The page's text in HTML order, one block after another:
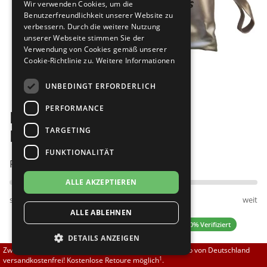
Brautschuhe
Sneaker
Übergrößen 43-44
Flexerinas
Merlet
Nueva Epoca
RayRose
Rummos
Rumpf
SoDanca
TopTanz
Bilder
FLEXERINAS - faltbare
Ballerinas, silber
Passt am besten bei Fußweite:
schmal normal weit
4.33 (6 Bewertungen) ✓ 100% Verifiziert
Zwischen 70,00 EUR und 800,00 EUR liefern wir innerhalb von Deutschland
versandkostenfrei! Kostenlose Retoure möglich1.
Wir verwenden Cookies, um die
Benutzerfreundlichkeit unserer Website zu
verbessern. Durch die weitere Nutzung
unserer Webseite stimmen Sie der
Verwendung von Cookies gemäß unserer
Cookie-Richtlinie zu. Weitere Informationen
UNBEDINGT ERFORDERLICH
PERFORMANCE
TARGETING
FUNKTIONALITÄT
ALLE AKZEPTIEREN
ALLE ABLEHNEN
DETAILS ANZEIGEN